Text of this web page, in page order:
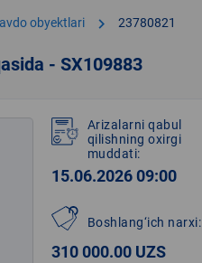
obyektlari chevron_right 23780821
- SX109883
Arizalarni qabul
qilishning oxirgi
muddati:
15.06.2026 09:00
Boshlang‘ich narxi:
310 000.00 UZS